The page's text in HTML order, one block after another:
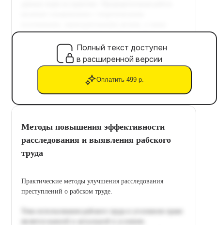
Полный текст доступен
в расширенной версии
Оплатить 499 р.
Методы повышения эффективности
расследования и выявления рабского
труда
Практические методы улучшения расследования
преступлений о рабском труде.